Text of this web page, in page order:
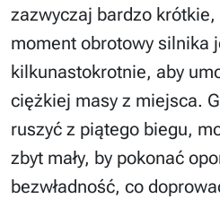
zazwyczaj bardzo
moment obrotowy silnika
kilkunastokrotnie, aby
ciężkiej masy z miejsca.
ruszyć z piątego biegu,
zbyt mały, by pokonać
bezwładność, co